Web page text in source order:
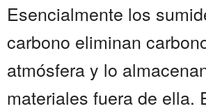
Esencialmente los
carbono eliminan
atmósfera y lo
materiales fuera de ella.